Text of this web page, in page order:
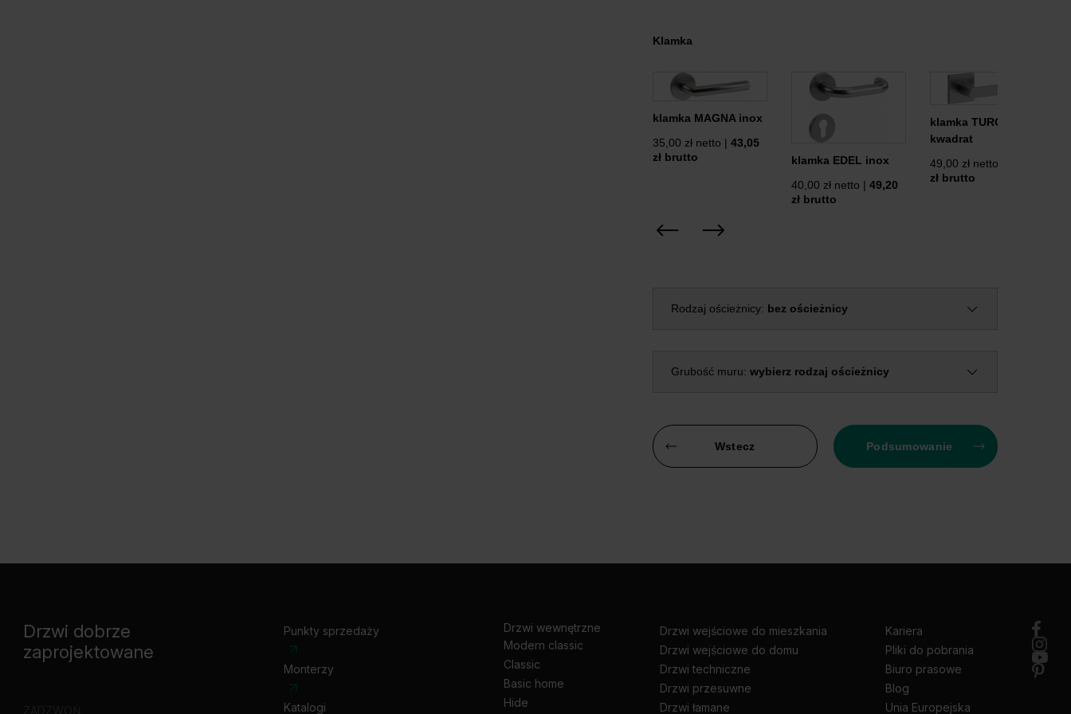
Klamka
klamka MAGNA inox
35,00 zł netto | 43,05
zł brutto
klamka EDEL inox
40,00 zł netto | 49,20
zł brutto
klamka TURO inox
kwadrat
49,00 zł netto |
zł brutto
Rodzaj ościeżnicy: bez ościeżnicy
Grubość muru: wybierz rodzaj ościeżnicy
Wstecz Podsumowanie
Drzwi dobrze
zaprojektowane
Punkty sprzedaży
Monterzy
Katalogi
Drzwi wewnętrzne
Modern classic
Classic
Basic home
Hide
Drzwi wejściowe do mieszkania
Drzwi wejściowe do domu
Drzwi techniczne
Drzwi przesuwne
Drzwi łamane
Kariera
Pliki do pobrania
Biuro prasowe
Blog
Unia Europejska